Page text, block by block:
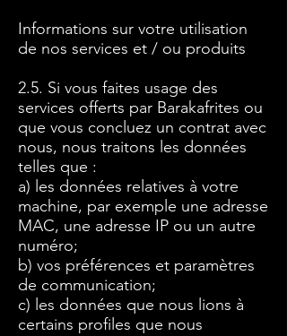
Informations sur votre utilisation
de nos services et / ou produits
2.5. Si vous faites usage des
services offerts par Barakafrites ou
que vous concluez un contrat avec
nous, nous traitons les données
telles que :
a) les données relatives à votre
machine, par exemple une adresse
MAC, une adresse IP ou un autre
numéro;
b) vos préférences et paramètres
de communication;
c) les données que nous lions à
certains profiles que nous